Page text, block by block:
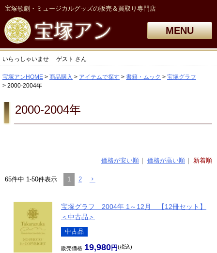
宝塚歌劇・ミュージカルグッズの販売＆買取り専門店
MENU
いらっしゃいませ ゲスト さん
宝塚アンHOME 商品購入 アイテムで探す 書籍・ムック
宝塚グラフ
2000-2004年
2000-2004年
価格が安い順 価格が高い順 新着順
65件中 1-50件表示 1 2
宝塚グラフ 2004年 1～12月 【12冊セット】
＜中古品＞
中古品
販売価格 19,980 税込